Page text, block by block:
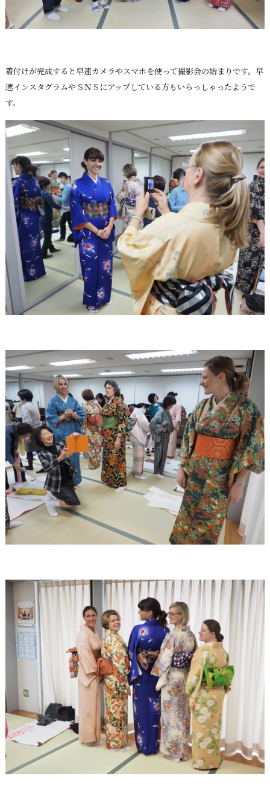
着付けが完成すると早速カメラやスマホを使って撮影会の始まりです。早
速インスタグラムやＳＮＳにアップしている方もいらっしゃったようで
す。